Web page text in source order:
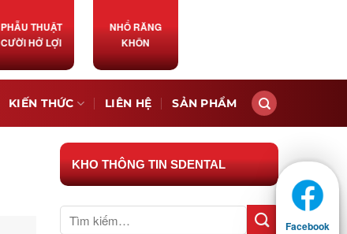
PHẪU THUẬT
CƯỜI HỞ LỢI
NHỔ RĂNG
KHÔN
KIẾN THỨC LIÊN HỆ SẢN PHẨM
KHO THÔNG TIN SDENTAL
Facebook